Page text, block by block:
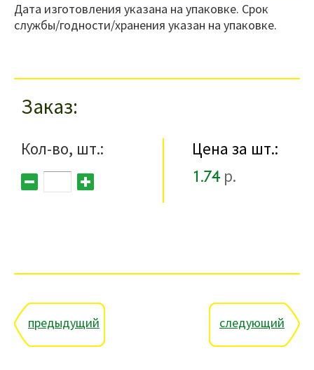
Дата изготовления указана на упаковке. Срок
службы/годности/хранения указан на упаковке.
Заказ
Кол-во, шт.:
Цена за шт.:
1.74 р.
предыдущий следующий